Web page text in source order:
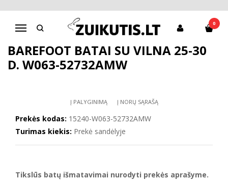
Navigacija
0
Pagrindinis
D.D.Step batai berniukams
Barefoot batai su vilna 25-30 d. W063-52732AMW
BAREFOOT BATAI SU VILNA 25-30
D. W063-52732AMW
Į PALYGINIMĄ Į NORŲ SĄRAŠĄ
Prekės kodas: 15240-W063-52732AMW
Turimas kiekis: Prekė sandėlyje
Tikslūs batų išmatavimai nurodyti prekės aprašyme.